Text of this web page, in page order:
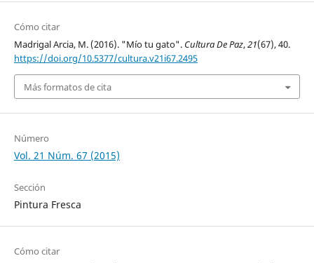
Cómo citar
Madrigal Arcia, M. (2016). "Mío tu gato". Cultura De Paz,21(67), 40.
https://doi.org/10.5377/cultura.v21i67.2495
Más formatos de cita
Número
Vol. 21 Núm. 67 (2015)
Sección
Pintura Fresca
Cómo citar